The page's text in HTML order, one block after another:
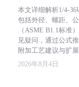
本文详细解析1/4-
包括外径、螺距、
（ASME B1.1标准
见疑问，通过公式
附加工艺建议与扩展
2026年8月4日